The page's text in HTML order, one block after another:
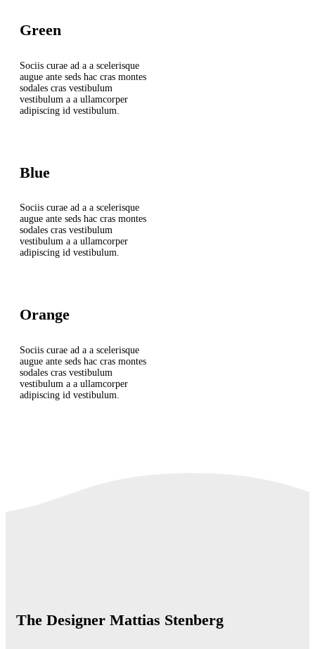
Green
Sociis curae ad a a scelerisque
augue ante seds hac cras montes
sodales cras vestibulum
vestibulum a a ullamcorper
adipiscing id vestibulum.
Blue
Sociis curae ad a a scelerisque
augue ante seds hac cras montes
sodales cras vestibulum
vestibulum a a ullamcorper
adipiscing id vestibulum.
Orange
Sociis curae ad a a scelerisque
augue ante seds hac cras montes
sodales cras vestibulum
vestibulum a a ullamcorper
adipiscing id vestibulum.
The Designer Mattias Stenberg